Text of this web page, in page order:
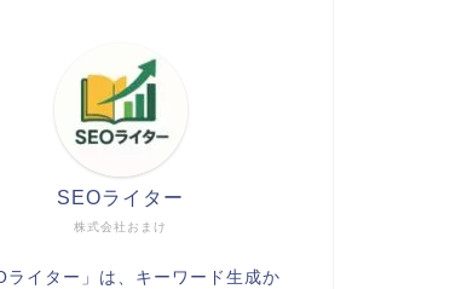
株式会社おまけ
SEOライター
ライター」は、キーワード生成か